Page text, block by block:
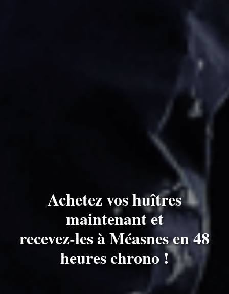
Achetez vos huîtres
maintenant et
recevez-les à Méasnes en 48
heures chrono !